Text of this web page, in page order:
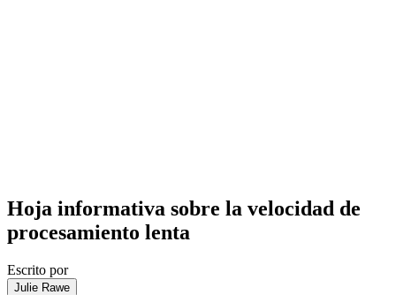
Hoja informativa sobre la velocidad de
procesamiento lenta
Escrito por
Julie Rawe